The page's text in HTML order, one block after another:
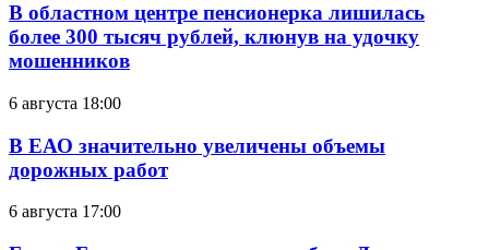
В областном центре пенсионерка лишилась
более 300 тысяч рублей, клюнув на удочку
мошенников
6 августа 18:00
В ЕАО значительно увеличены объемы
дорожных работ
6 августа 17:00